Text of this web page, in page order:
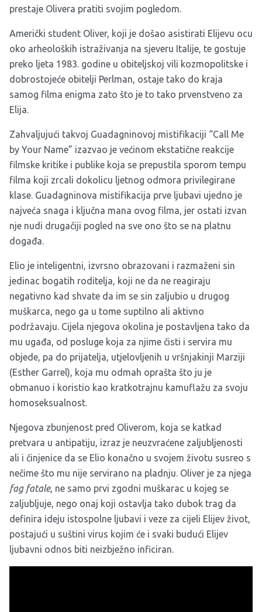
prestaje Olivera pratiti svojim pogledom.
Američki student Oliver, koji je došao asistirati Elijevu ocu
oko arheoloških istraživanja na sjeveru Italije, te gostuje
preko ljeta 1983. godine u obiteljskoj vili kozmopolitske i
dobrostojeće obitelji Perlman, ostaje tako do kraja
samog filma enigma zato što je to tako prvenstveno za
Elija.
Zahvaljujući takvoj Guadagninovoj mistifikaciji “Call Me
by Your Name” izazvao je većinom ekstatične reakcije
filmske kritike i publike koja se prepustila sporom tempu
filma koji zrcali dokolicu ljetnog odmora privilegirane
klase. Guadagninova mistifikacija prve ljubavi ujedno je
najveća snaga i ključna mana ovog filma, jer ostati izvan
nje nudi drugačiji pogled na sve ono što se na platnu
događa.
Elio je inteligentni, izvrsno obrazovani i razmaženi sin
jedinac bogatih roditelja, koji ne da ne reagiraju
negativno kad shvate da im se sin zaljubio u drugog
muškarca, nego ga u tome suptilno ali aktivno
podržavaju. Cijela njegova okolina je postavljena tako da
mu ugađa, od posluge koja za njime čisti i servira mu
objede, pa do prijatelja, utjelovljenih u vršnjakinji Marziji
(Esther Garrel), koja mu odmah oprašta što ju je
obmanuo i koristio kao kratkotrajnu kamuflažu za svoju
homoseksualnost.
Njegova zbunjenost pred Oliverom, koja se katkad
pretvara u antipatiju, izraz je neuzvraćene zaljubljenosti
ali i činjenice da se Elio konačno u svojem životu susreo s
nečime što mu nije servirano na pladnju. Oliver je za njega
fag fatale, ne samo prvi zgodni muškarac u kojeg se
zaljubljuje, nego onaj koji ostavlja tako dubok trag da
definira ideju istospolne ljubavi i veze za cijeli Elijev život,
postajući u suštini virus kojim će i svaki budući Elijev
ljubavni odnos biti neizbježno inficiran.